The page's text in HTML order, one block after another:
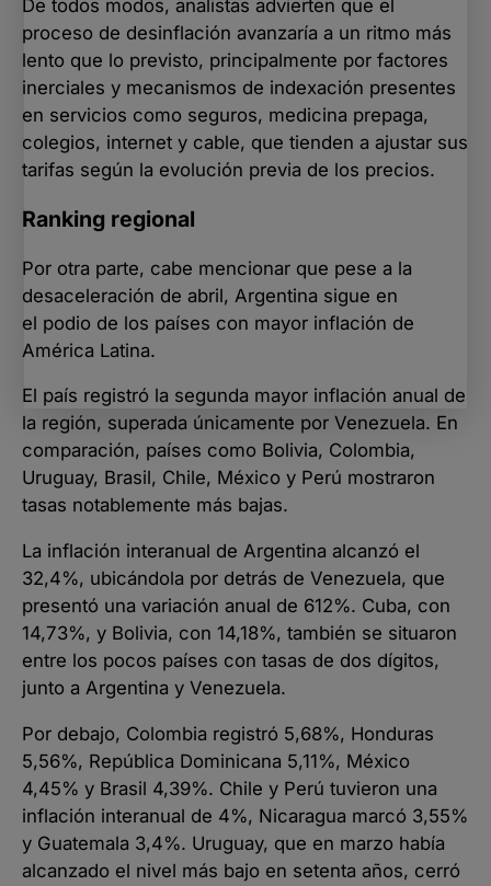
De todos modos, analistas advierten que el
proceso de desinflación avanzaría a un ritmo más
lento que lo previsto, principalmente por factores
inerciales y mecanismos de indexación presentes
en servicios como seguros, medicina prepaga,
colegios, internet y cable, que tienden a ajustar sus
tarifas según la evolución previa de los precios.
Ranking regional
Por otra parte, cabe mencionar que pese a la
desaceleración de abril, Argentina sigue en
el podio de los países con mayor inflación de
América Latina.
El país registró la segunda mayor inflación anual de
la región, superada únicamente por Venezuela. En
comparación, países como Bolivia, Colombia,
Uruguay, Brasil, Chile, México y Perú mostraron
tasas notablemente más bajas.
La inflación interanual de Argentina alcanzó el
32,4%, ubicándola por detrás de Venezuela, que
presentó una variación anual de 612%. Cuba, con
14,73%, y Bolivia, con 14,18%, también se situaron
entre los pocos países con tasas de dos dígitos,
junto a Argentina y Venezuela.
Por debajo, Colombia registró 5,68%, Honduras
5,56%, República Dominicana 5,11%, México
4,45% y Brasil 4,39%. Chile y Perú tuvieron una
inflación interanual de 4%, Nicaragua marcó 3,55%
y Guatemala 3,4%. Uruguay, que en marzo había
alcanzado el nivel más bajo en setenta años, cerró